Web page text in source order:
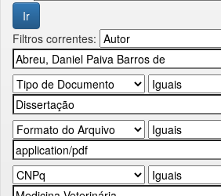
Filtros correntes: